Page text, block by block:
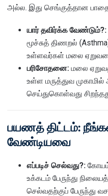
அல்ல. இது செங்குத்தான
யார் தவிர்க்க வேண்டும்?:
மூச்சுத் திணறல்
உள்ளவர்கள் மலை
பரிசோதனை: மலை
உள்ள மருத்துவ
செய்துகொள்வது
பயணத் திட்டம்:
வேண்டியவை
எப்படிச் செல்வது?:
உக்கடம் பேருந்து
செல்வதற்குப் பேருந்து